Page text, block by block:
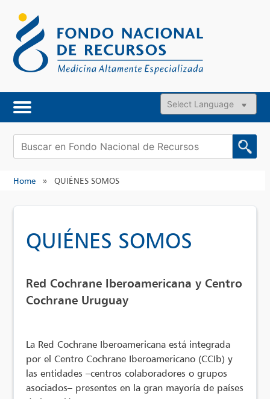
content
Powered by
Buscar:
Home » QUIÉNES SOMOS
QUIÉNES SOMOS
Red Cochrane Iberoamericana y Centro
Cochrane Uruguay
La Red Cochrane Iberoamericana está integrada
por el Centro Cochrane Iberoamericano (CCIb) y
las entidades –centros colaboradores o grupos
asociados– presentes en la gran mayoría de países